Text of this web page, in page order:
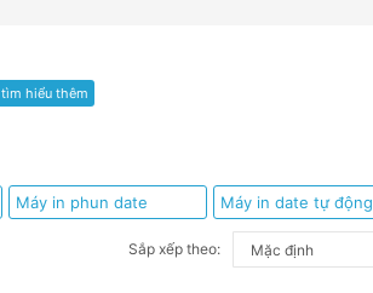
tìm hiểu thêm
Máy in phun date Máy in date tự động
Sắp xếp theo: